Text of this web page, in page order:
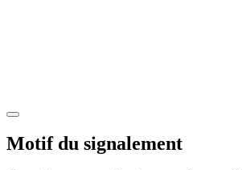
Motif du signalement